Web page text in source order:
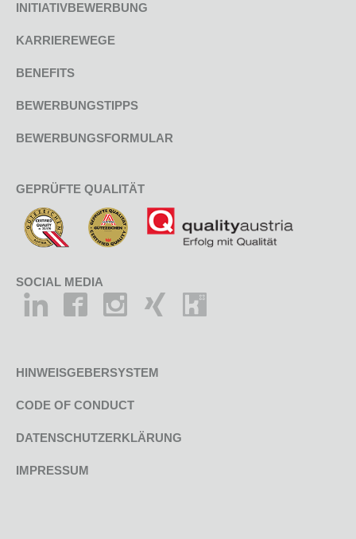
INITIATIVBEWERBUNG
KARRIEREWEGE
BENEFITS
BEWERBUNGSTIPPS
BEWERBUNGSFORMULAR
GEPRÜFTE QUALITÄT
SOCIAL MEDIA
HINWEISGEBERSYSTEM
CODE OF CONDUCT
DATENSCHUTZERKLÄRUNG
IMPRESSUM